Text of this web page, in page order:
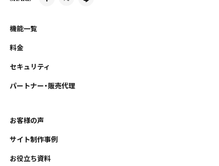
機能一覧
料金
セキュリティ
パートナー・販売代理
お客様の声
サイト制作事例
お役立ち資料